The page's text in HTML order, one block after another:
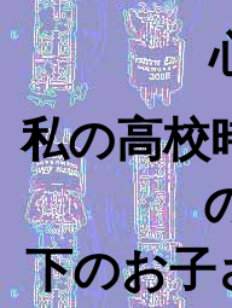
私の高校
下のお子